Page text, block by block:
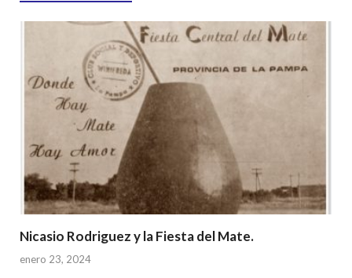
A o
o
k
Nicasio Rodriguez y la Fiesta del Mate.
enero 23, 2024